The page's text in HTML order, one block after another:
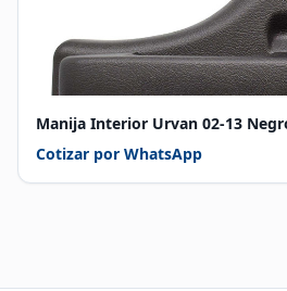
Manija Interior Urvan 02-13
Cotizar por WhatsApp